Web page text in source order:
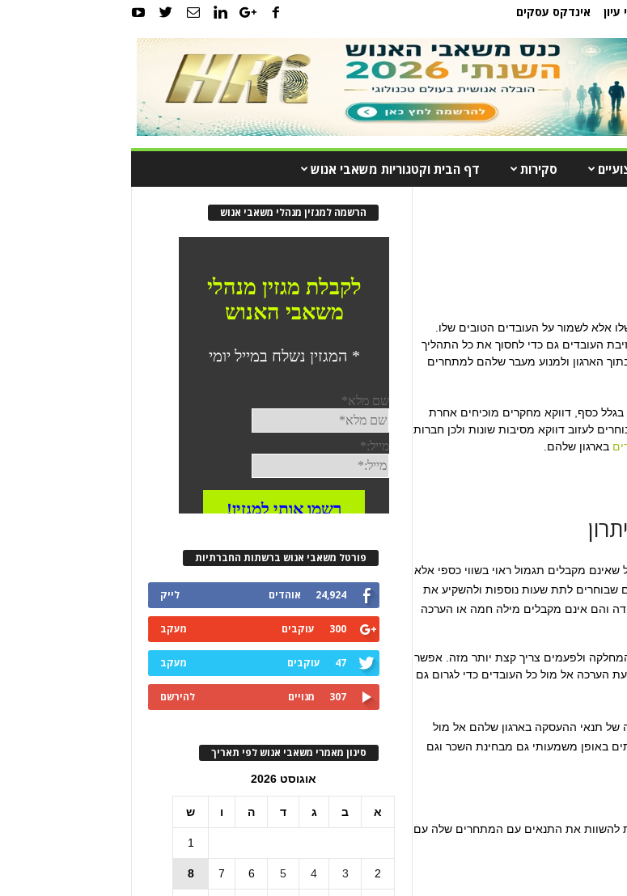
עיון אינדקס עסקים
סקירות דף הבית וקטגוריות משאבי אנוש
אלא לשמור על העובדים הטובים שלו.
העובדים גם כדי לחסוך את כל התהליך
הארגון ולמנוע מעבר שלהם למתחרים
כסף, דווקא מחקרים מוכיחים אחרת
בוחרים לעזוב דווקא מסיבות שונות ולכן חברות
בארגון שלהם.
מקבלים תגמול ראוי בשווי כספי אלא
לתת שעות נוספות ולהשקיע את
והם אינם מקבלים מילה חמה או הערכה
ולפעמים צריך קצת יותר מזה. אפשר
הערכה אל מול כל העובדים כדי לגרום גם
של תנאי ההעסקה בארגון שלהם אל מול
באופן משמעותי גם מבחינת השכר וגם
להשוות את התנאים עם המתחרים שלה עם
הרשמה למגזין מנהלי משאבי אנוש
פורטל משאבי אנוש ברשתות החברתיות
24,924 אוהדים לייק
300 עוקבים מעקב
47 עוקבים מעקב
307 מנויים להירשם
סינון מאמרי משאבי אנוש לפי תאריך
אוגוסט 2026
א ב ג ד ה ו ש
1
2
3
4
5
6
7
8